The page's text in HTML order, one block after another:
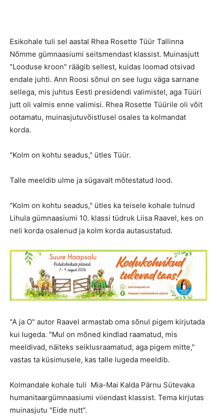
Esikohale tuli sel aastal Rhea Rosette Tüür Tallinna
Nõmme gümnaasiumi seitsmendast klassist. Muinasjutt
"Looduse kroon" räägib sellest, kuidas loomad otsivad
endale juhti. Ann Roosi sõnul on see lugu väga sarnane
sellega, mis juhtus Eesti presidendi valimistel, aga Tüüri
jutt oli valmis enne valimisi. Rhea Rosette Tüürile oli võit
ootamatu, muinasjutuvõistlusel osales ta kolmandat
korda.
"Kolm on kohtu seadus," ütles Tüür.
Talle meeldib ulme ja sügavalt mõtestatud lood.
"Kolm on kohtu seadus," ütles ka teisele kohale tulnud
Lihula gümnaasiumi 10. klassi tüdruk Liisa Raavel, kes on
neli korda osalenud ja kolm korda autasustatud.
"A ja O" autor Raavel armastab oma sõnul pigem kirjutada
kui lugeda. "Mul on mõned kindlad raamatud, mis
meeldivad, näiteks seiklusraamatud, aga pigem mitte,"
vastas ta küsimusele, kas talle lugeda meeldib.
Kolmandale kohale tuli Mia-Mai Kalda Pärnu Sütevaka
humanitaargümnaasiumi viiendast klassist. Tema kirjutas
muinasjutu "Eide nutt".